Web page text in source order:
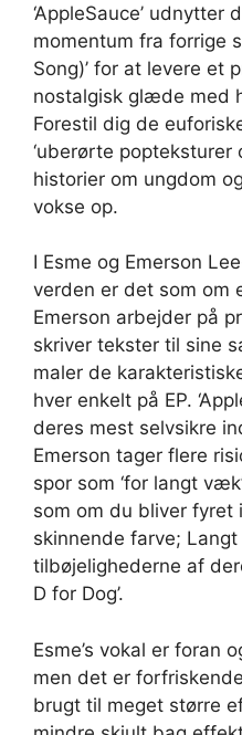
‘AppleSauce’
momentum fra forrige
Song)’ for at levere et
nostalgisk glæde med
Forestil dig de
‘uberørte popteksturer
historier om ungdom
vokse op.
I Esme og Emerson
verden er det som om
Emerson arbejder på
skriver tekster til sine
maler de
hver enkelt på EP.
deres mest selvsikre
Emerson tager flere
spor som ‘for langt
som om du bliver fyret
skinnende farve;
tilbøjelighederne af
D for Dog’.
Esme’s vokal er foran
men det er
brugt til meget større